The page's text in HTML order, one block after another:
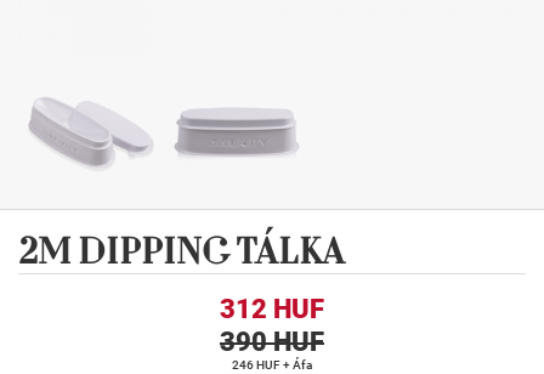
2M DIPPING TÁLKA
312 HUF
390 HUF
246 HUF + Áfa